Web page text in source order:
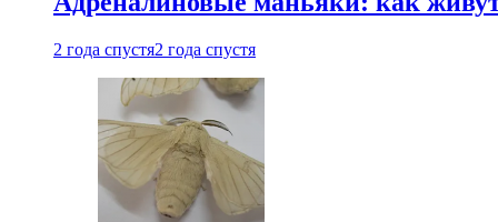
2 года спустя2 года спустя